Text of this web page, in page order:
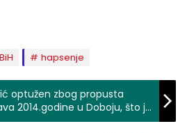
BiH hapsenje
optužen zbog propusta
2014.godine u Doboju, što je
11 osoba